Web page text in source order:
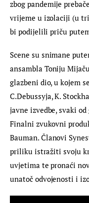
zbog pandemije
vrijeme u izolaciji (u
bi podijelili priču
Scene su snimane
ansambla Toniju
glazbeni dio, u kojem
C.Debussyja, K.
javne izvedbe, svaki
Finalni zvukovni
Bauman. Članovi
priliku istražiti svoju
uvjetima te pronaći
unatoč odvojenosti i